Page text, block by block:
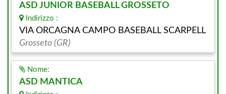
ASD JUNIOR BASEBALL GROSSETO
Indirizzo :
VIA ORCAGNA CAMPO BASEBALL SCARPELL
Grosseto (GR)
Nome:
ASD MANTICA